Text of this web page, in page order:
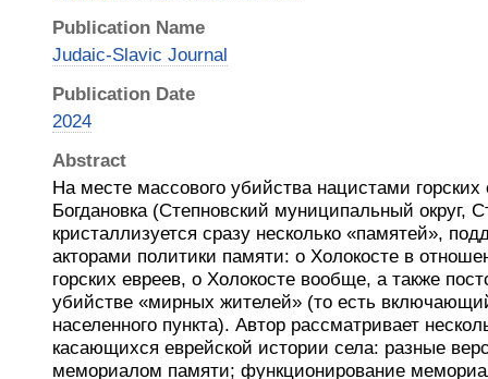
Publication Name
Judaic-Slavic Journal
Publication Date
2024
Abstract
На месте массового убийства нацистами горских
Богдановка (Степновский муниципальный округ,
кристаллизуется сразу несколько «памятей»,
акторами политики памяти: о Холокосте в
горских евреев, о Холокосте вообще, а также
убийстве «мирных жителей» (то есть
населенного пункта). Автор рассматривает
касающихся еврейской истории села: разные
мемориалом памяти; функционирование